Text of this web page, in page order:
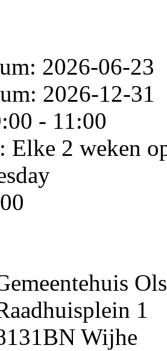
2026-06-23
2026-12-31
- 11:00
Elke 2 weken
1
Wijhe